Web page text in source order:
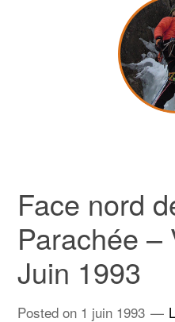
Face nord
Parachée –
Juin 1993
Posted on 1 juin 1993